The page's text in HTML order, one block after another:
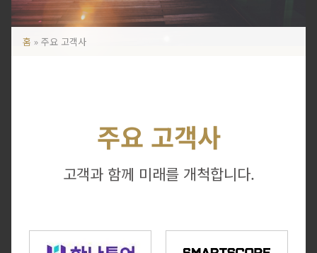
홈 » 주요 고객사
주요 고객사
고객과 함께 미래를 개척합니다.